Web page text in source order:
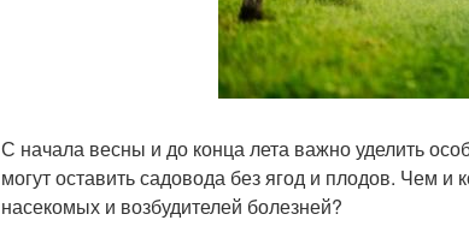
С начала весны и до конца лета важно уделить
могут оставить садовода без ягод и плодов. Чем и
насекомых и возбудителей болезней?